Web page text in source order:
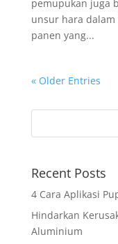
pemupukan juga
unsur hara
panen yang...
« Older Entries
Recent Posts
4 Cara Aplikasi
Hindarkan
Aluminium